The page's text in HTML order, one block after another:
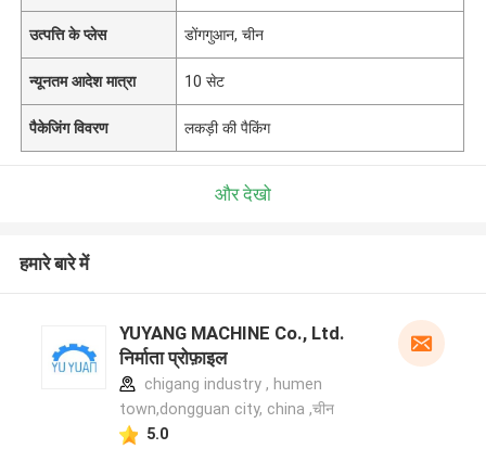
उत्पत्ति के प्लेस डोंगगुआन, चीन
न्यूनतम आदेश मात्रा 10 सेट
पैकेजिंग विवरण लकड़ी की पैकिंग
और देखो
हमारे बारे में
YUYANG MACHINE Co., Ltd.
निर्माता प्रोफ़ाइल
chigang industry , humen
town,dongguan city, china ,चीन
5.0